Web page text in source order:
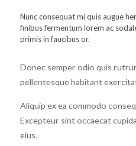
Nunc consequat mi quis augue
finibus fermentum lorem ac
primis in faucibus or.
Donec semper odio quis
pellentesque habitant
Aliquip ex ea commodo
Excepteur sint occaecat
eius.